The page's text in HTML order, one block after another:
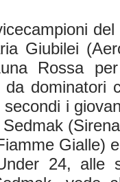
Giubilei
Rossa per
dominatori
i
Gialle)
24, alle